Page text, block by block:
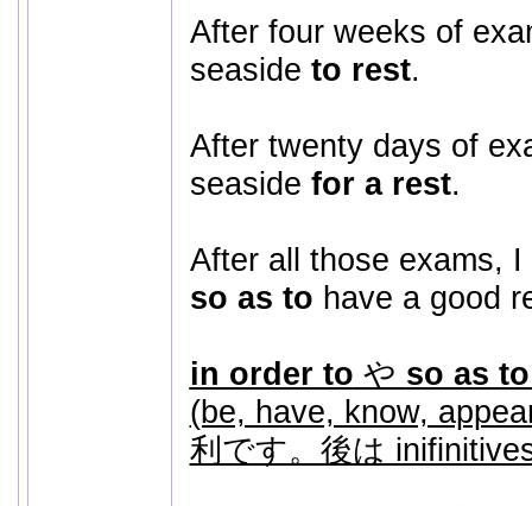
After four weeks of
seaside to rest.
After twenty days of
seaside for a rest.
After all those exams,
so as to have a good
in order to や so as
(be, have, know,
利です。後は